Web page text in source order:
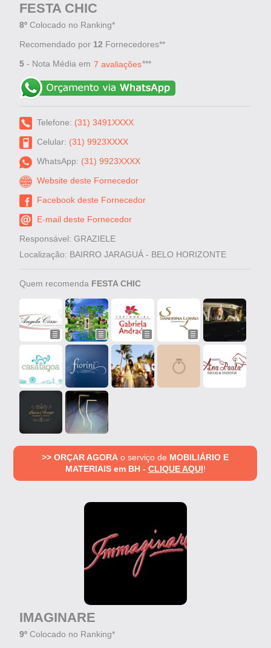
FESTA CHIC
8º Colocado no Ranking*
Recomendado por 12 Fornecedores**
5 - Nota Média em 7 avaliações***
Telefone: (31) 3491XXXX
Celular: (31) 9923XXXX
WhatsApp: (31) 9923XXXX
Website deste Fornecedor
Facebook deste Fornecedor
E-mail deste Fornecedor
Responsável: GRAZIELE
Localização: BAIRRO JARAGUÁ - BELO HORIZONTE
Quem recomenda FESTA CHIC
>> ORÇAR AGORA o serviço de MOBILIÁRIO E
MATERIAIS em BH - CLIQUE AQUI!
IMAGINARE
9º Colocado no Ranking*